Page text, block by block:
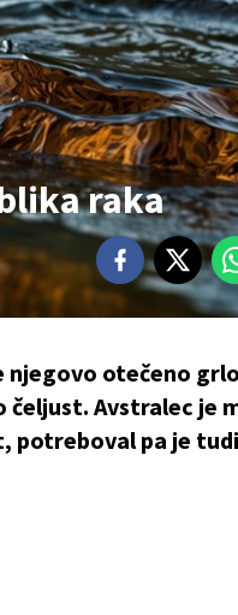
raka
njegovo otečeno
čeljust. Avstralec je
potreboval pa je tudi